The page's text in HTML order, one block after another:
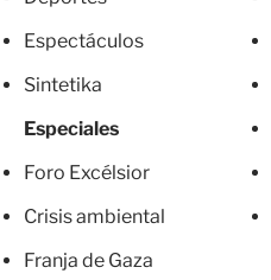
Espectáculos
Sintetika
Especiales
Foro Excélsior
Crisis ambiental
Franja de Gaza